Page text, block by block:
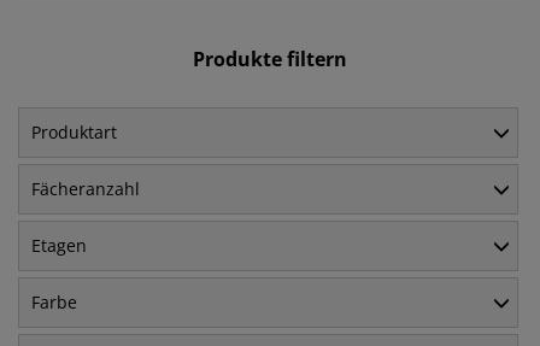
Produkte filtern
Produktart
Fächeranzahl
Etagen
Farbe